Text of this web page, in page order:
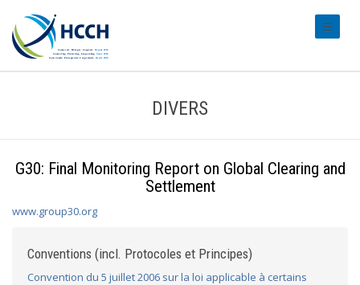
DIVERS
G30: Final Monitoring Report on Global Clearing and
Settlement
www.group30.org
Conventions (incl. Protocoles et Principes)
Convention du 5 juillet 2006 sur la loi applicable à certains